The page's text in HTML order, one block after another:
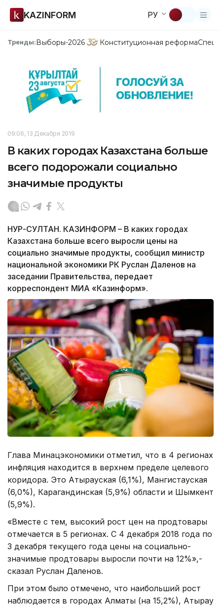
KAZINFORM РУ
Тренды:Выборы-2026 Конституционная реформа
09:06, 13 Декабря 2019
В каких городах Казахстана больше
всего подорожали социально
значимые продукты
НУР-СУЛТАН. КАЗИНФОРМ – В каких городах
Казахстана больше всего выросли цены на
социально значимые продукты, сообщил министр
национальной экономики РК Руслан Даленов на
заседании Правительства, передает
корреспондент МИА «Казинформ».
Глава Минацэкономики отметил, что в 4 регионах
инфляция находится в верхнем пределе целевого
коридора. Это Атырауская (6,1%), Мангистауская
(6,0%), Карагандинская (5,9%) области и Шымкент
(5,9%).
«Вместе с тем, высокий рост цен на продтовары
отмечается в 5 регионах. С 4 декабря 2018 года по
3 декабря текущего года цены на социально-
значимые продтовары выросли почти на 12%»,-
сказал Руслан Даленов.
При этом было отмечено, что наибольший рост
наблюдается в городах Алматы (на 15,2%), Атырау